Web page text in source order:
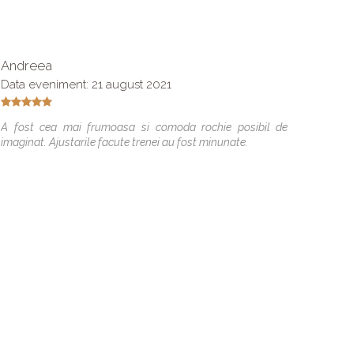
Andreea
Data eveniment: 21 august 2021
A fost cea mai frumoasa si comoda rochie posibil de
imaginat. Ajustarile facute trenei au fost minunate.